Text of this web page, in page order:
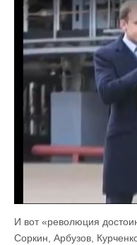
И вот «революция
Соркин, Арбузов,